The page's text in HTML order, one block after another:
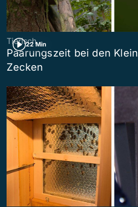
22 Min
Tierisch
Paarungszeit bei den
Zecken